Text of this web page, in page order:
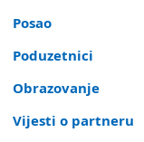
Posao
Poduzetnici
Obrazovanje
Vijesti o partneru